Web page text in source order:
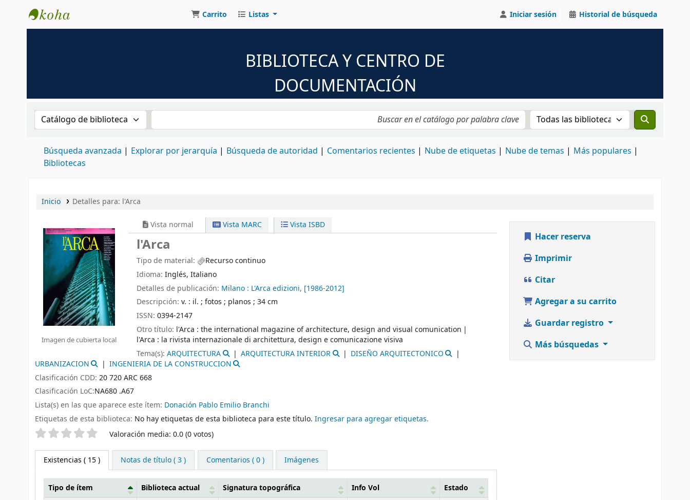
Biblioteca UNM
Carrito Listas Iniciar sesión Historial de búsqueda
BIBLIOTECA Y CENTRO DE
DOCUMENTACIÓN
Buscar en el catálogo por:Buscar en el catálogo por palabra clave Buscar el catálogo en:
Búsqueda avanzada Explorar por jerarquía Búsqueda de autoridad Comentarios recientes Nube de etiquetas Nube de temas
Más populares
Bibliotecas
Inicio Detalles para: l'Arca
Imagen de cubierta local
Vista normal Vista MARC Vista ISBD
l'Arca
Tipo de material:
Recurso continuo
Idioma:Inglés,Italiano
Detalles de publicación: Milano : L'Arca edizioni, [1986-2012]
Descripción:v. : il. ; fotos ; planos ; 34 cm
ISSN:0394-2147
Otro título: l'Arca : the international magazine of architecture, design and visual comunication
l'Arca : la rivista internazionale di architettura, design e comunicazione visiva
Tema(s):ARQUITECTURA ARQUITECTURA INTERIOR
DISEÑO ARQUITECTONICO
URBANIZACION
INGENIERIA DE LA CONSTRUCCION
Clasificación CDD: 20 720 ARC 668
Clasificación LoC:NA680 .A67
Lista(s) en las que aparece este ítem: Donación Pablo Emilio Branchi
Etiquetas de esta biblioteca: No hay etiquetas de esta biblioteca para este título. Ingresar para agregar etiquetas.
Valoración Valoración media: 0.0 (0 votos)
Existencias ( 15 ) Notas de título ( 3 ) Comentarios ( 0 ) Imágenes
Tipo de ítem Biblioteca actual Signatura topográfica Info Vol Estado
Hacer reserva
Imprimir
Citar
Agregar a su carrito
Guardar registro
Más búsquedas